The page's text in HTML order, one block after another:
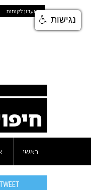
מועדון לקוחות
ראשי
TWEET
נגישות